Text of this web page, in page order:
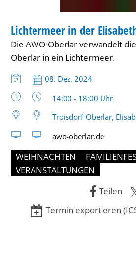
KATEGORIE: TREFFEN
Lichtermeer in der
Die AWO-Oberlar verwandelt
Oberlar in ein Lichtermeer.
Datum:
08. Dez. 2024
Uhrzeit:
14:00 - 18:00 Uhr
Troisdorf-Oberlar,
awo-oberlar.de
WEIHNACHTEN
VERANSTALTUNGEN
Teilen
Termin exportieren